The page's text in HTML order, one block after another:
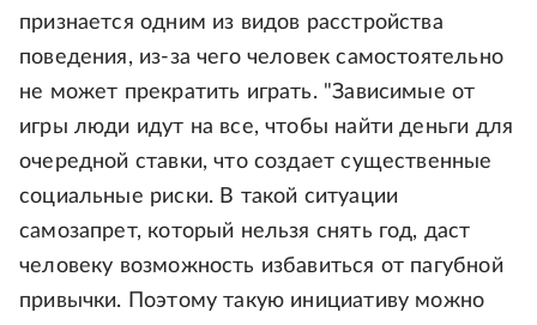
признается одним из видов расстройства
поведения, из-за чего человек самостоятельно
не может прекратить играть. "Зависимые от
игры люди идут на все, чтобы найти деньги для
очередной ставки, что создает существенные
социальные риски. В такой ситуации
самозапрет, который нельзя снять год, даст
человеку возможность избавиться от пагубной
привычки. Поэтому такую инициативу можно